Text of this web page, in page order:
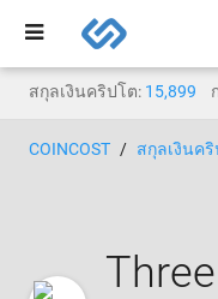
สกุลเงินคริปโต: 15,899
COINCOST สกุลเงินค